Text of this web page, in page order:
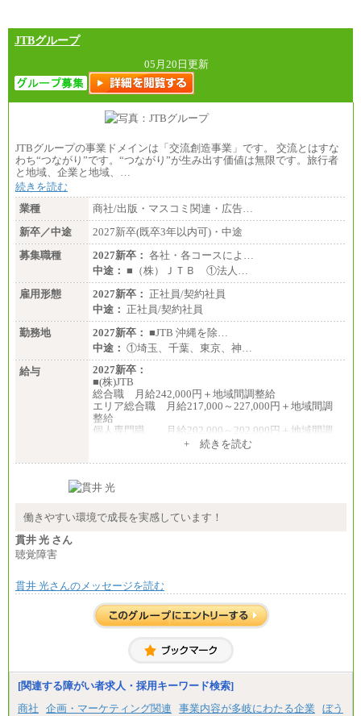
JTBグループ
05月20日更新
JTBグループの事業ドメインは「交流創造事業」です。 交流とはすな
わち“つながり”です。“つながり”が生み出す価値は無限です。旅行者
と地域、企業と地域、…
続きを読む
業種
商社/出版・マスコミ関連・広告…
新卒／中途
2027新卒(既卒3年以内可)・中途
募集職種
2027新卒： 各社・各コースによ…
中途： ■（株）ＪＴＢ ①法人…
雇用形態
2027新卒： 正社員/契約社員
中途： 正社員/契約社員
勤務地
2027新卒： ■JTB 沖縄を除…
中途： ①埼玉、千葉、東京、神…
給与
2027新卒：
■(株)JTB
総合職 月給242,000円＋地域間調整給
エリア総合職 月給217,000～227,000円＋地域間調
整給
個人専門職 月給202,000～202,000円＋地域間調
総合職 月給208,000～235,000円
※詳細はJTBキャリアサイトよりご確認ください。
総合職 月給220,000～230,000円＋地域間調整給
整給
※詳細はJTBキャリアサイトよりご確認ください。
■(株)JTBコミュニケーションデザイン
総合職 月給230,000円
みなし残業手当：20,000円（一律支給）※みなし
残業手当の残業時間は10.43時間。
間に応じて、時間外手当等を支給。
+ 続きを読む
働きやすい環境で成長を実感しています！
貫井 光 さん
聴覚障害
貫井 光さんのメッセージを読む
[関連する障がい者求人・採用キーワード検索]
商社
企画・マーケティング関連 事業内容が多岐にわたる企業
ぼう